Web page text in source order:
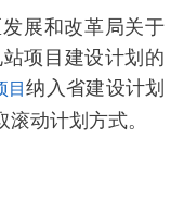
展和改革局关于
项目建设计划的
目纳入省建设计划
动计划方式。